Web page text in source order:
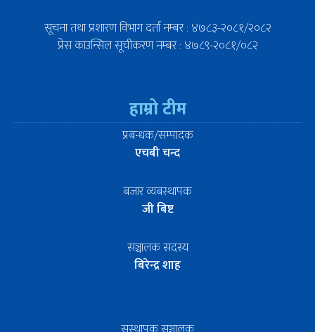
सूचना तथा प्रशारण विभाग दर्ता नम्बर : ४७८३-२०८१/२०८२
प्रेस काउन्सिल सूचीकरण नम्बर : ४७८९-२०८१/०८२
हाम्रो टीम
प्रबन्धक/सम्पादक
एचबी चन्द
बजार व्यबस्थापक
जी बिष्ट
सञ्चालक सदस्य
बिरेन्द्र शाह